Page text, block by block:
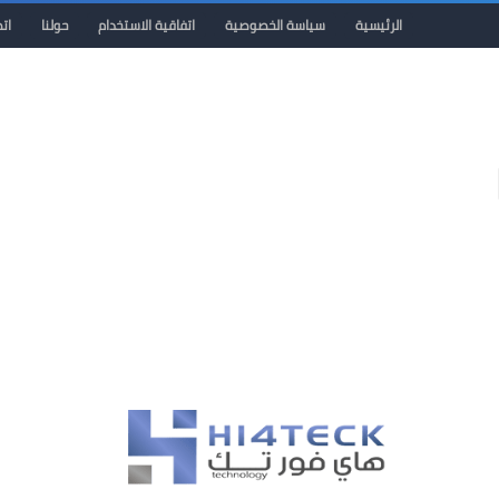
الرئيسية سياسة الخصوصية اتفاقية الاستخدام حولنا